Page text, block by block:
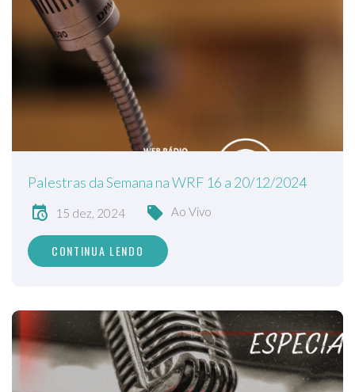
Palestras da Semana na WRF 16 a 20/12/2024
15 dez, 2024 Ao Vivo
CONTINUA LENDO